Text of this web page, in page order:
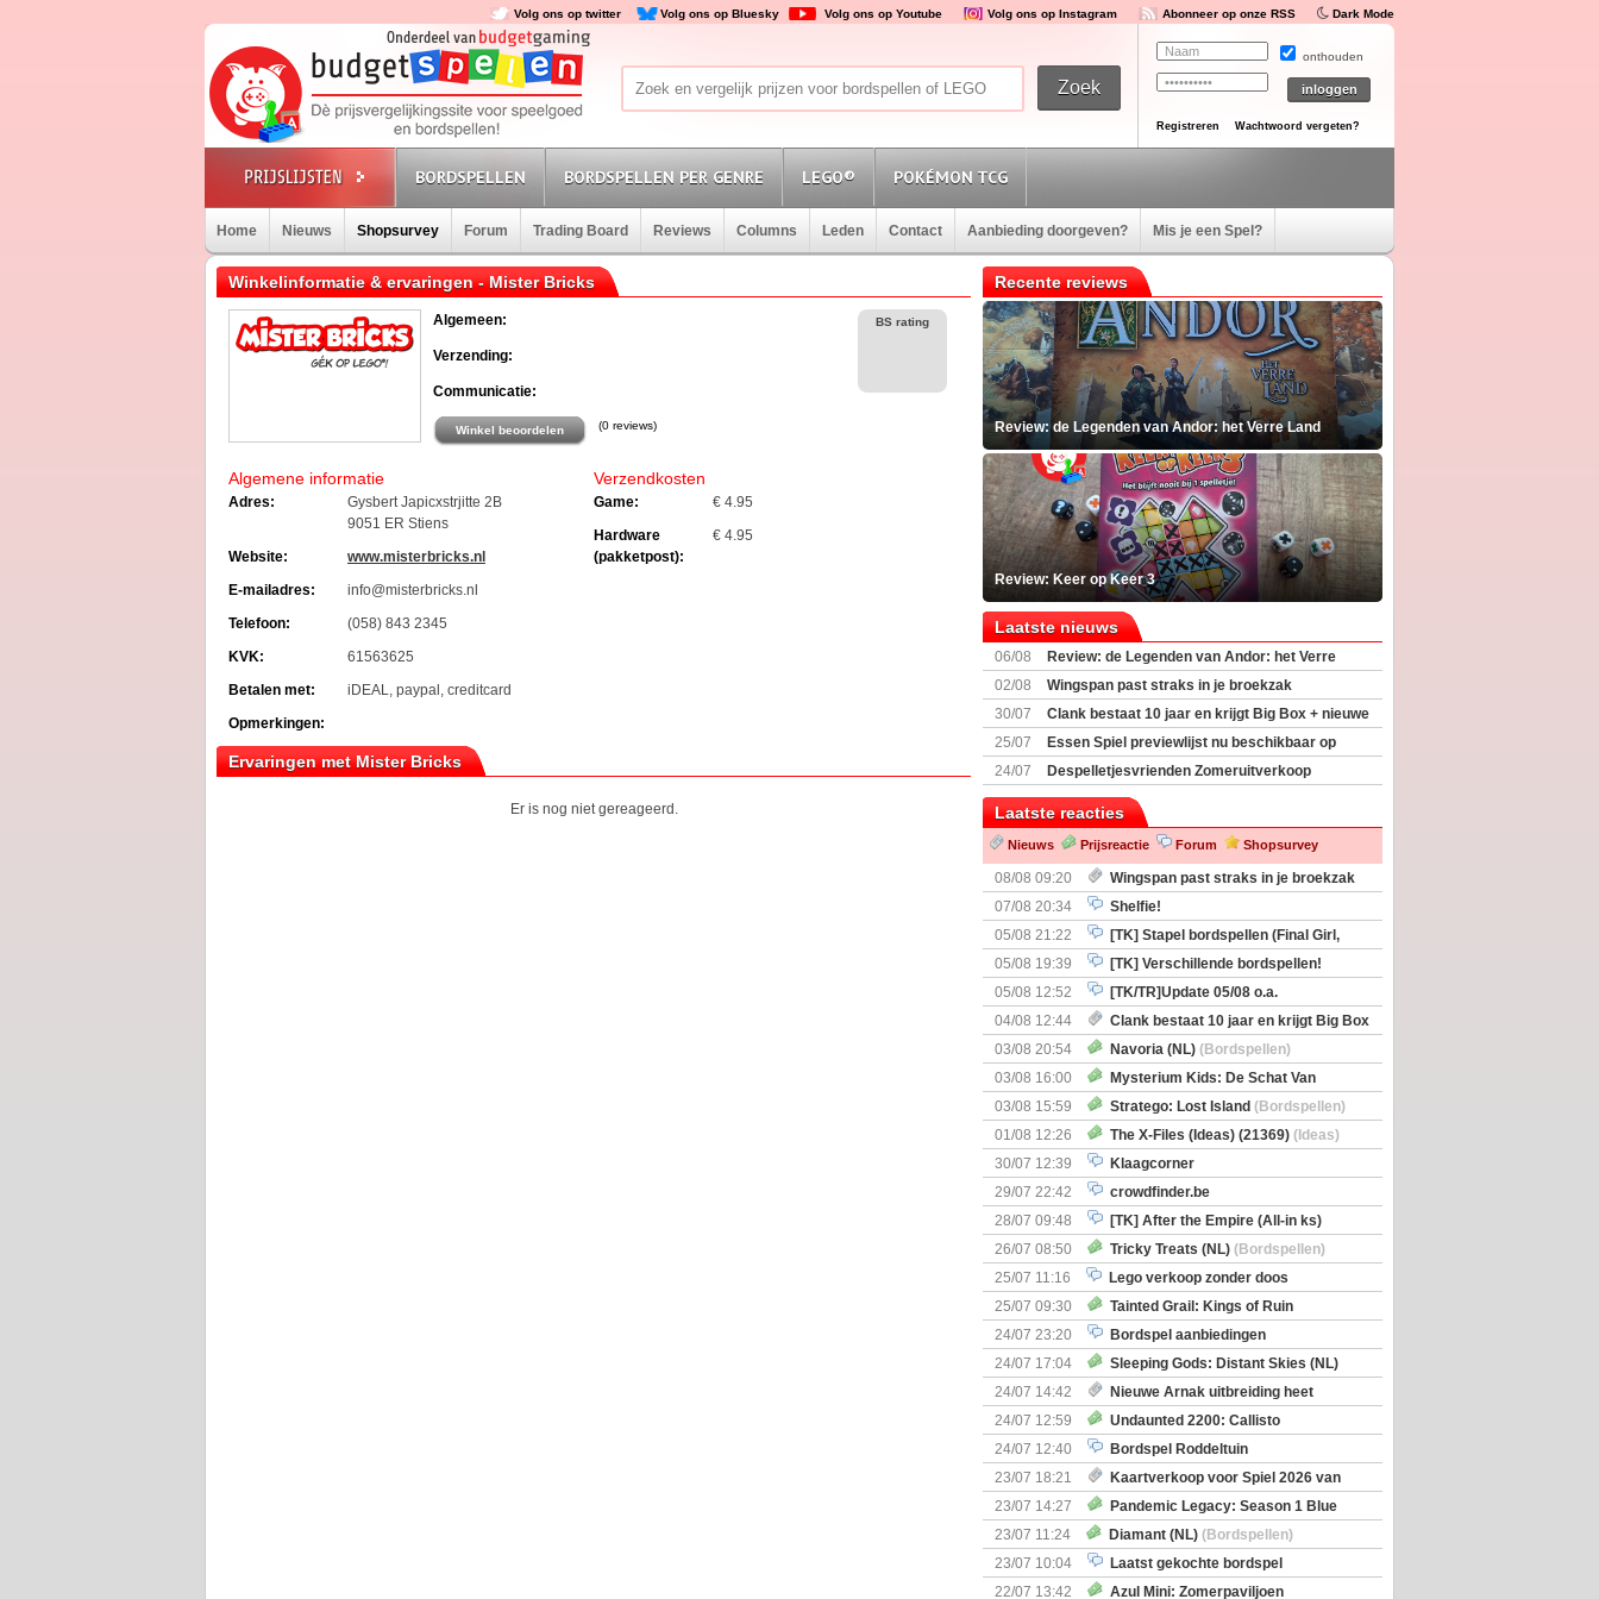
Volg ons op twitter Volg ons op Bluesky Volg ons op Youtube Volg ons op Instagram Abonneer op onze RSS Dark Mode
onthouden
Registreren Wachtwoord vergeten?
BORDSPELLEN BORDSPELLEN PER GENRE LEGO® POKÉMON TCG
Home Nieuws Shopsurvey Forum Trading Board Reviews Columns Leden Contact Aanbieding doorgeven? Mis je een Spel?
Winkelinformatie & ervaringen - Mister Bricks
Algemeen:
Verzending:
Communicatie:
Winkel beoordelen (0 reviews)
BS rating
Algemene informatie
Adres:
Gysbert Japicxstrjitte 2B
9051 ER Stiens
Website:
www.misterbricks.nl
E-mailadres:
info@misterbricks.nl
Telefoon:
(058) 843 2345
KVK:
61563625
Betalen met:
iDEAL, paypal, creditcard
Opmerkingen:
Verzendkosten
Game:
€ 4.95
Hardware
(pakketpost):
€ 4.95
Ervaringen met Mister Bricks
Er is nog niet gereageerd.
Recente reviews
Review: de Legenden van Andor: het Verre Land
Review: Keer op Keer 3
Laatste nieuws
06/08
Review: de Legenden van Andor: het Verre
Land
02/08
Wingspan past straks in je broekzak
30/07
Clank bestaat 10 jaar en krijgt Big Box + nieuwe
uitbreiding
25/07
Essen Spiel previewlijst nu beschikbaar op
Boardgamegeek
24/07
Despelletjesvrienden Zomeruitverkoop
Laatste reacties
Nieuws Prijsreactie Forum Shopsurvey
08/08 09:20
Wingspan past straks in je broekzak
07/08 20:34
Shelfie!
05/08 21:22
[TK] Stapel bordspellen (Final Girl,
Nemesis Retaliation, Zombicide Invader)
05/08 19:39
[TK] Verschillende bordspellen!
05/08 12:52
[TK/TR]Update 05/08 o.a.
Prijsverlagingen, Imperium Horizons, 20 Strong
04/08 12:44
Clank bestaat 10 jaar en krijgt Big Box
+ nieuwe uitbreiding
03/08 20:54 Navoria (NL) (Bordspellen)
03/08 16:00
Mysterium Kids: De Schat Van
Kapitein Boe
(Bordspellen)
03/08 15:59 Stratego: Lost Island (Bordspellen)
01/08 12:26
The X-Files (Ideas) (21369) (Ideas)
30/07 12:39
Klaagcorner
29/07 22:42
crowdfinder.be
28/07 09:48
[TK] After the Empire (All-in ks)
26/07 08:50
Tricky Treats (NL) (Bordspellen)
25/07 11:16
Lego verkoop zonder doos
25/07 09:30
Tainted Grail: Kings of Ruin
Uitbreiding: Wyrd Encounters(Bordspellen)
24/07 23:20
Bordspel aanbiedingen
24/07 17:04
Sleeping Gods: Distant Skies (NL)
(Bordspellen)
24/07 14:42
Nieuwe Arnak uitbreiding heet
Surprise Shipments
24/07 12:59
Undaunted 2200: Callisto
(Bordspellen)
24/07 12:40
Bordspel Roddeltuin
23/07 18:21
Kaartverkoop voor Spiel 2026 van
start
23/07 14:27
Pandemic Legacy: Season 1 Blue
(Bordspellen)
23/07 11:24 Diamant (NL) (Bordspellen)
23/07 10:04
Laatst gekochte bordspel
22/07 13:42
Azul Mini: Zomerpaviljoen